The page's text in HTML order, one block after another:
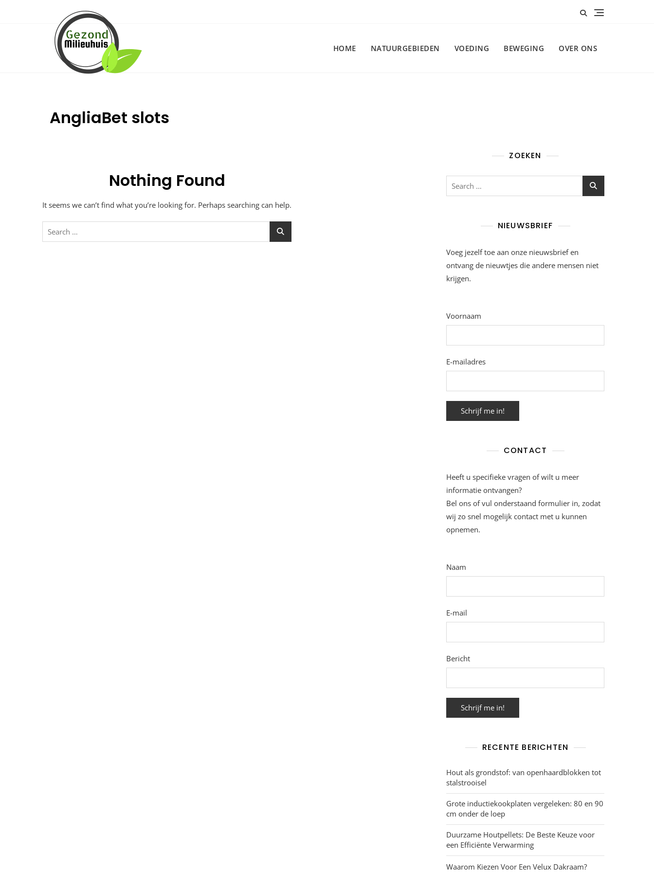
HOME
NATUURGEBIEDEN VOEDING BEWEGING OVER ONS
AngliaBet slots
Nothing Found
It seems we can’t find what you’re looking for. Perhaps searching can help.
Search
ZOEKEN
Search
NIEUWSBRIEF
Voeg jezelf toe aan onze nieuwsbrief en
ontvang de nieuwtjes die andere mensen niet
krijgen.
Voornaam
E-mailadres
CONTACT
Heeft u specifieke vragen of wilt u meer
informatie ontvangen?
Bel ons of vul onderstaand formulier in, zodat
wij zo snel mogelijk contact met u kunnen
opnemen.
Naam
E-mail
Bericht
RECENTE BERICHTEN
Hout als grondstof: van openhaardblokken tot
stalstrooisel
Grote inductiekookplaten vergeleken: 80 en 90
cm onder de loep
Duurzame Houtpellets: De Beste Keuze voor
een Efficiënte Verwarming
Waarom Kiezen Voor Een Velux Dakraam?